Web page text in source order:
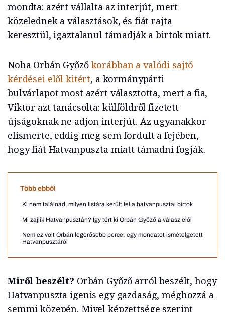
mondta: azért vállalta az interjút, mert
közelednek a választások, és fiát rajta
keresztül, igaztalanul támadják a birtok miatt.
Noha Orbán Győző korábban a valódi sajtó
kérdései elől kitért, a kormánypárti
bulvárlapot most azért választotta, mert a fia,
Viktor azt tanácsolta: külföldről fizetett
újságoknak ne adjon interjút. Az ugyanakkor
elismerte, eddig meg sem fordult a fejében,
hogy fiát Hatvanpuszta miatt támadni fogják.
Több ebből
Ki nem találnád, milyen listára került fel a hatvanpusztai birtok
Mi zajlik Hatvanpusztán? Így tért ki Orbán Győző a válasz elől
Nem ez volt Orbán legerősebb perce: egy mondatot ismételgetett
Hatvanpusztáról
Miről beszélt? Orbán Győző arról beszélt, hogy
Hatvanpuszta igenis egy gazdaság, méghozzá a
semmi közepén. Mivel képzettsége szerint